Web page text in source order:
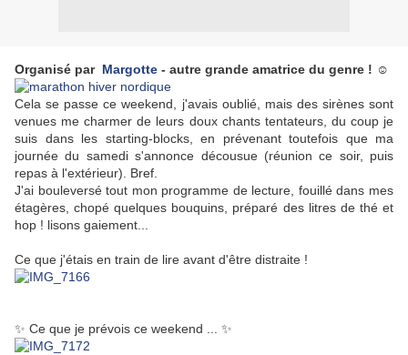
Organisé par Margotte - autre grande amatrice du genre ! ☺
Cela se passe ce weekend, j'avais oublié, mais des sirènes sont
venues me charmer de leurs doux chants tentateurs, du coup je
suis dans les starting-blocks, en prévenant toutefois que ma
journée du samedi s'annonce décousue (réunion ce soir, puis
repas à l'extérieur). Bref.
J'ai bouleversé tout mon programme de lecture, fouillé dans mes
étagères, chopé quelques bouquins, préparé des litres de thé et
hop ! lisons gaiement...
Ce que j'étais en train de lire avant d'être distraite !
✨ Ce que je prévois ce weekend ... ✨